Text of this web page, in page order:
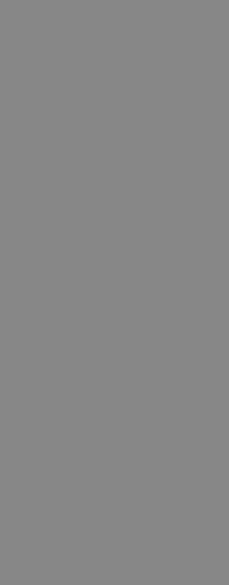
en el
de propósito
las variables
es un número
usa puede ser
es
para un
con casos
de
de adherencia
características de
llamadas
del
no da como
sitios.
el
de
sitio. Registra
sean